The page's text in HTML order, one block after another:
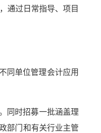
通过日常指导、项目
同单位管理会计应用
同时招募一批涵盖理
部门和有关行业主管